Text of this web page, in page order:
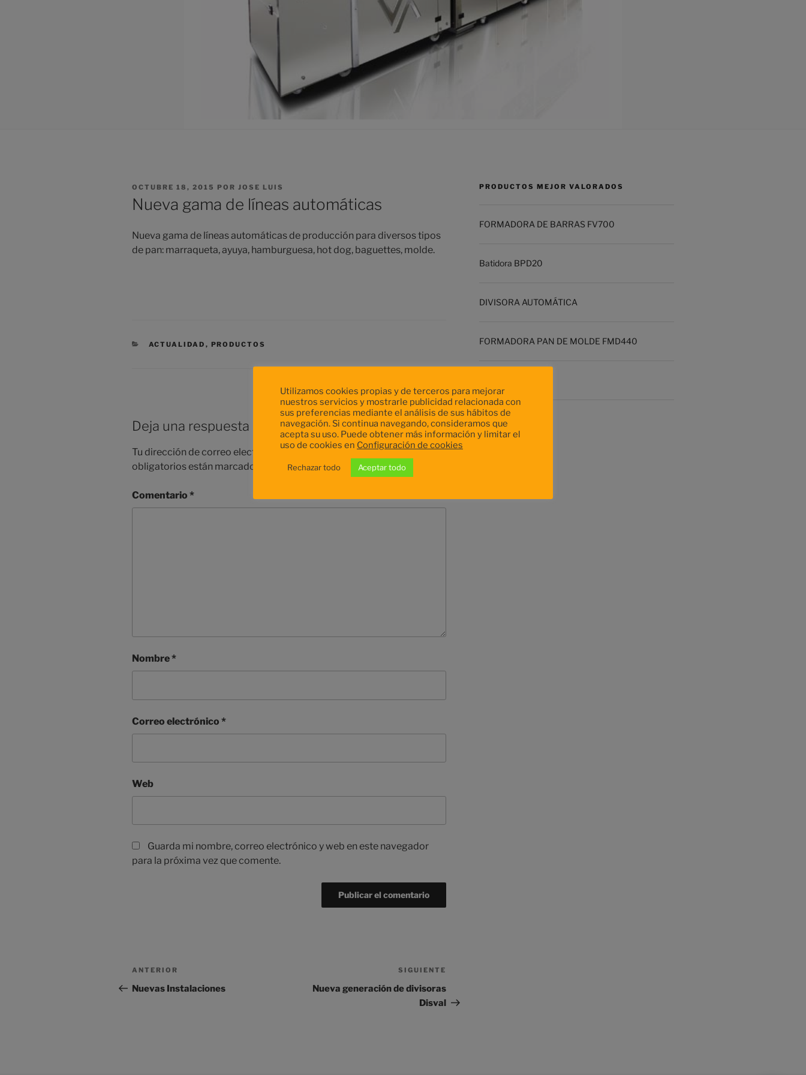
PUBLICADO
EL
OCTUBRE 18, 2015 POR JOSE LUIS
Nueva gama de líneas automáticas
Nueva gama de líneas automáticas de producción para diversos tipos
de pan: marraqueta, ayuya, hamburguesa, hot dog, baguettes, molde.
CATEGORÍAS
ACTUALIDAD , PRODUCTOS
Deja una respuesta
Tu dirección de correo electrónico no será publicada.Los campos
obligatorios están marcados con
Comentario *
Nombre*
Correo electrónico *
Web
Guarda mi nombre, correo electrónico y web en este navegador
para la próxima vez que comente.
Navegación
de
Entrada
anterior:
ANTERIOR
Nuevas Instalaciones
SIGUIENTE
Nueva generación de divisoras
Disval
PRODUCTOS MEJOR VALORADOS
FORMADORA DE BARRAS FV700
Batidora BPD20
DIVISORA AUTOMÁTICA
FORMADORA PAN DE MOLDE FMD440
Utilizamos cookies propias y de terceros para mejorar
nuestros servicios y mostrarle publicidad relacionada con
sus preferencias mediante el análisis de sus hábitos de
navegación. Si continua navegando, consideramos que
acepta su uso. Puede obtener más información y limitar el
uso de cookies en Configuración de cookies
Rechazar todo Aceptar todo